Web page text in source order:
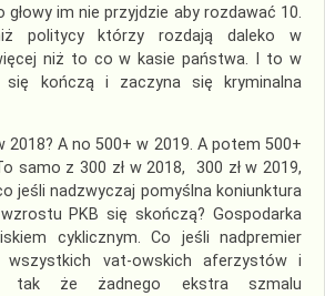
im nie przyjdzie aby rozdawać 10.
politycy którzy rozdają daleko w
niż to co w kasie państwa. I to w
kończą i zaczyna się kryminalna
2018? A no 500+ w 2019. A potem 500+
samo z 300 zł w 2018, 300 zł w 2019,
jeśli nadzwyczaj pomyślna koniunktura
PKB się skończą? Gospodarka
cyklicznym. Co jeśli nadpremier
wszystkich vat-owskich aferzystów i
tak że żadnego ekstra szmalu